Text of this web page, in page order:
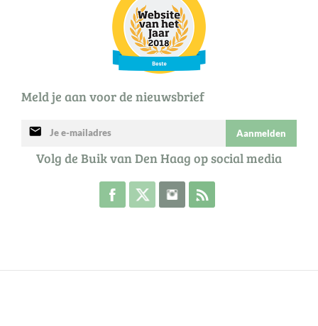
Meld je aan voor de nieuwsbrief
mail Aanmelden
Volg de Buik van Den Haag op social media
Volg de Buik op Facebook
Volg de Buik op Twitter
Volg de Buik op Instagram